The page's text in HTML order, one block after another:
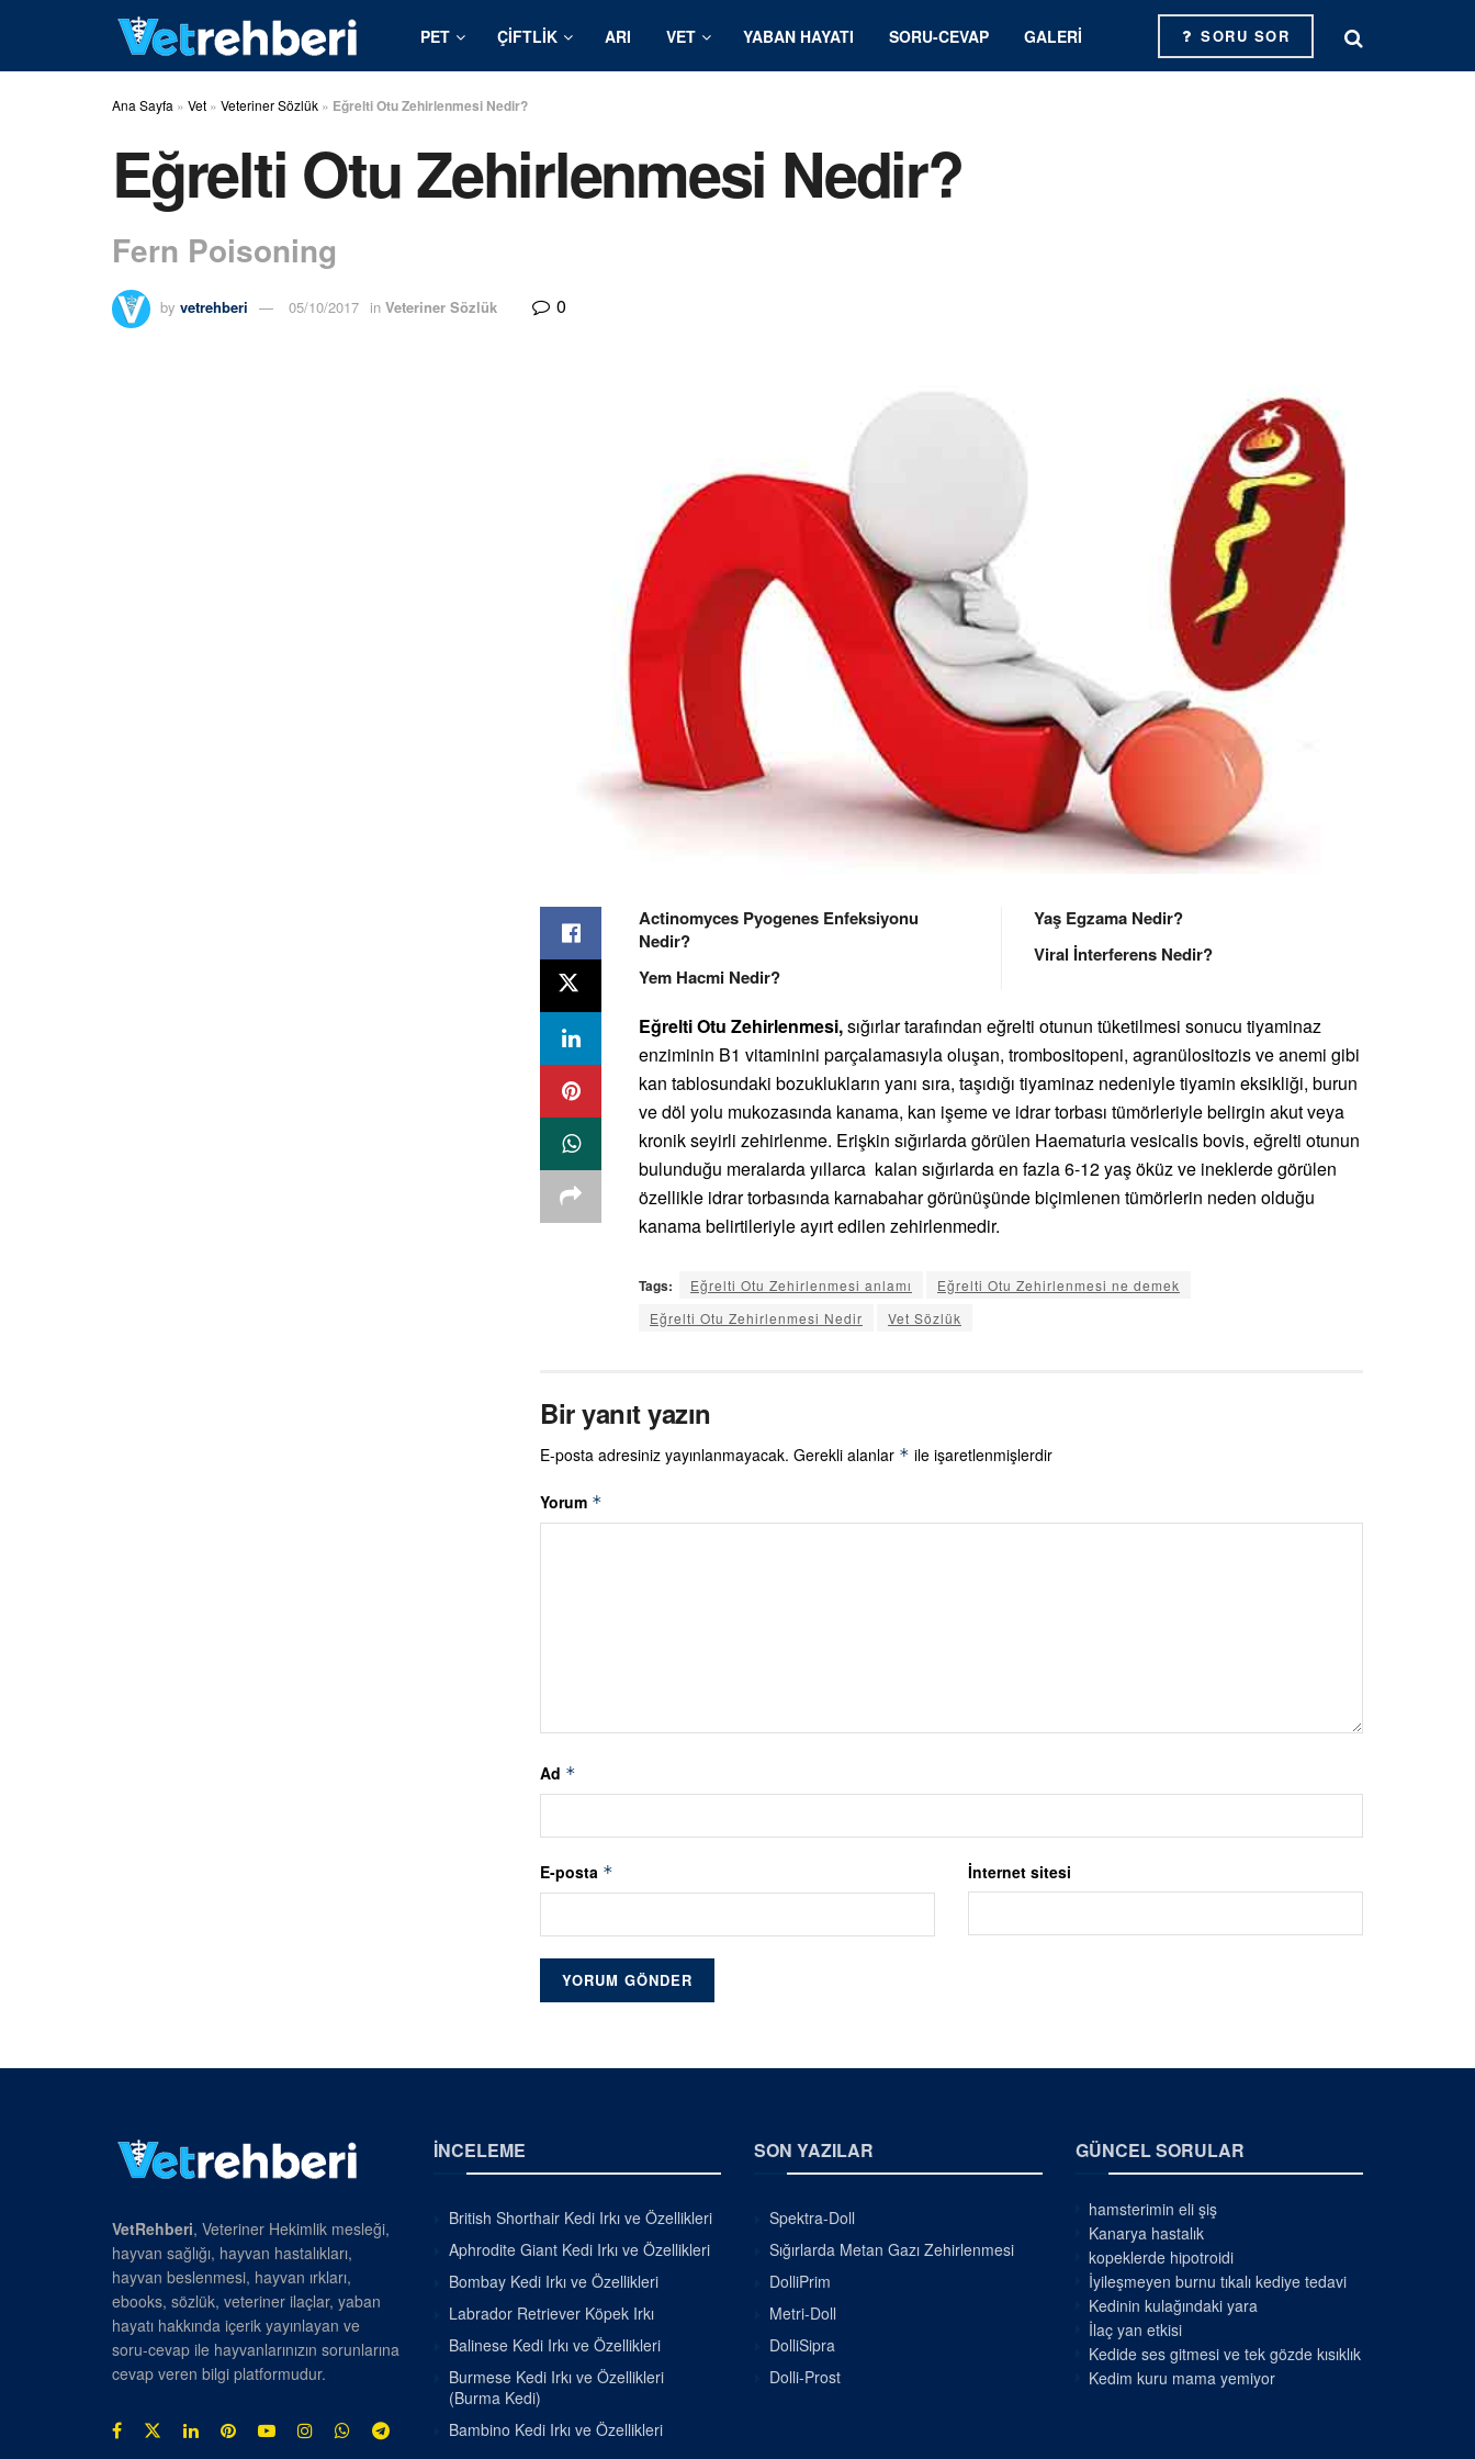
PET ÇIFTLIK ARI VET YABAN HAYATI SORU-CEVAP GALERI SORU SOR
Ana Sayfa » Vet » Veteriner Sözlük » Eğrelti Otu Zehirlenmesi Nedir?
Eğrelti Otu Zehirlenmesi Nedir?
Fern Poisoning
by vetrehberi 05/10/2017 in Veteriner Sözlük 0
Actinomyces Pyogenes Enfeksiyonu
Nedir?
Yem Hacmi Nedir?
Yaş Egzama Nedir?
Viral İnterferens Nedir?
Eğrelti Otu Zehirlenmesi,sığırlar tarafından eğrelti otunun tüketilmesi sonucu tiyaminaz
enziminin B1 vitaminini parçalamasıyla oluşan, trombositopeni, agranülositozis ve anemi gibi
kan tablosundaki bozuklukların yanı sıra, taşıdığı tiyaminaz nedeniyle tiyamin eksikliği, burun
ve döl yolu mukozasında kanama, kan işeme ve idrar torbası tümörleriyle belirgin akut veya
kronik seyirli zehirlenme. Erişkin sığırlarda görülen Haematuria vesicalis bovis, eğrelti otunun
bulunduğu meralarda yıllarca kalan sığırlarda en fazla 6-12 yaş öküz ve ineklerde görülen
özellikle idrar torbasında karnabahar görünüşünde biçimlenen tümörlerin neden olduğu
kanama belirtileriyle ayırt edilen zehirlenmedir.
Tags: Eğrelti Otu Zehirlenmesi anlamı
Eğrelti Otu Zehirlenmesi ne demek
Eğrelti Otu Zehirlenmesi Nedir
Vet Sözlük
Bir yanıt yazın
E-posta adresiniz yayınlanmayacak. Gerekli alanlar * ile işaretlenmişlerdir
Yorum *
Ad *
E-posta * İnternet sitesi
VetRehberi, Veteriner Hekimlik mesleği,
hayvan sağlığı, hayvan hastalıkları,
hayvan beslenmesi, hayvan ırkları,
ebooks, sözlük, veteriner ilaçlar, yaban
hayatı hakkında içerik yayınlayan ve
soru-cevap ile hayvanlarınızın sorunlarına
cevap veren bilgi platformudur.
İNCELEME
British Shorthair Kedi Irkı ve Özellikleri
Aphrodite Giant Kedi Irkı ve Özellikleri
Bombay Kedi Irkı ve Özellikleri
Labrador Retriever Köpek Irkı
Balinese Kedi Irkı ve Özellikleri
Burmese Kedi Irkı ve Özellikleri
(Burma Kedi)
Bambino Kedi Irkı ve Özellikleri
SON YAZILAR
Spektra-Doll
Sığırlarda Metan Gazı Zehirlenmesi
DolliPrim
Metri-Doll
DolliSipra
Dolli-Prost
GÜNCEL SORULAR
hamsterimin eli şiş
Kanarya hastalık
kopeklerde hipotroidi
İyileşmeyen burnu tıkalı kediye tedavi
Kedinin kulağındaki yara
İlaç yan etkisi
Kedide ses gitmesi ve tek gözde kısıklık
Kedim kuru mama yemiyor